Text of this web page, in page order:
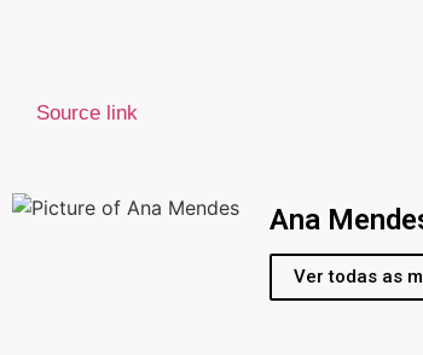
Source link
Ana
Ver todas as